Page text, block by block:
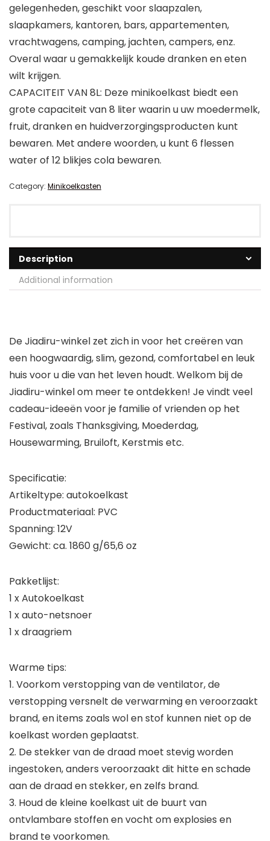
gelegenheden, geschikt voor slaapzalen,
slaapkamers, kantoren, bars, appartementen,
vrachtwagens, camping, jachten, campers, enz.
Overal waar u gemakkelijk koude dranken en eten
wilt krijgen.
CAPACITEIT VAN 8L: Deze minikoelkast biedt een
grote capaciteit van 8 liter waarin u uw moedermelk,
fruit, dranken en huidverzorgingsproducten kunt
bewaren. Met andere woorden, u kunt 6 flessen
water of 12 blikjes cola bewaren.
Category: Minikoelkasten
Description
Additional information
De Jiadiru-winkel zet zich in voor het creëren van
een hoogwaardig, slim, gezond, comfortabel en leuk
huis voor u die van het leven houdt. Welkom bij de
Jiadiru-winkel om meer te ontdekken! Je vindt veel
cadeau-ideeën voor je familie of vrienden op het
Festival, zoals Thanksgiving, Moederdag,
Housewarming, Bruiloft, Kerstmis etc.
Specificatie:
Artikeltype: autokoelkast
Productmateriaal: PVC
Spanning: 12V
Gewicht: ca. 1860 g/65,6 oz
Pakketlijst:
1 x Autokoelkast
1 x auto-netsnoer
1 x draagriem
Warme tips:
1. Voorkom verstopping van de ventilator, de
verstopping versnelt de verwarming en veroorzaakt
brand, en items zoals wol en stof kunnen niet op de
koelkast worden geplaatst.
2. De stekker van de draad moet stevig worden
ingestoken, anders veroorzaakt dit hitte en schade
aan de draad en stekker, en zelfs brand.
3. Houd de kleine koelkast uit de buurt van
ontvlambare stoffen en vocht om explosies en
brand te voorkomen.